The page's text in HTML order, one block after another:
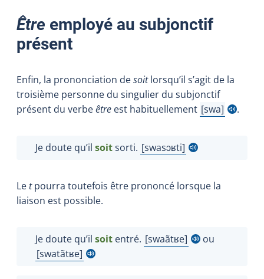
Être employé au subjonctif
présent
Enfin, la prononciation desoitlorsqu’il s’agit de la
troisième personne du singulier du subjonctif
présent du verbeêtre est habituellement swa
Afficher.
Je doute qu’il soitsorti. swasɔʁti
Afficher l'infobulle
Letpourra toutefois être prononcé lorsque la
liaison est possible.
Je doute qu’il soit entré. swaãtʁe
Afficher l'infobulle
ou
swatãtʁe
Afficher l'infobulle